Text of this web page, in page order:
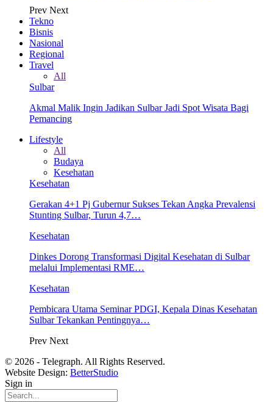
Prev Next
Tekno
Bisnis
Nasional
Regional
Travel
All
Sulbar
Akmal Malik Ingin Jadikan Sulbar Jadi Spot Wisata Bagi
Pemancing
Lifestyle
All
Budaya
Kesehatan
Kesehatan
Gerakan 4+1 Pj Gubernur Sukses Tekan Angka Prevalensi
Stunting Sulbar, Turun 4,7…
Kesehatan
Dinkes Dorong Transformasi Digital Kesehatan di Sulbar
melalui Implementasi RME…
Kesehatan
Pembicara Utama Seminar PDGI, Kepala Dinas Kesehatan
Sulbar Tekankan Pentingnya…
Prev Next
© 2026 - Telegraph. All Rights Reserved.
Website Design: BetterStudio
Sign in